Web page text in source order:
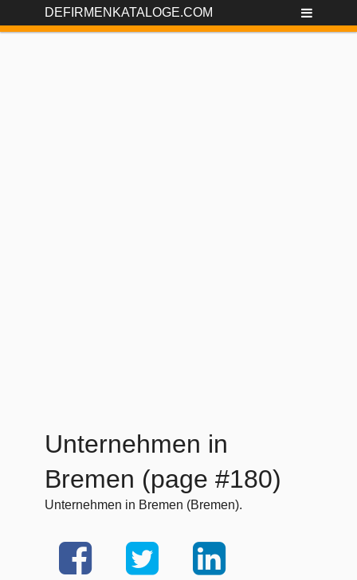
DEFIRMENKATALOGE.COM
Unternehmen in
Bremen (page #180)
Unternehmen in Bremen (Bremen).